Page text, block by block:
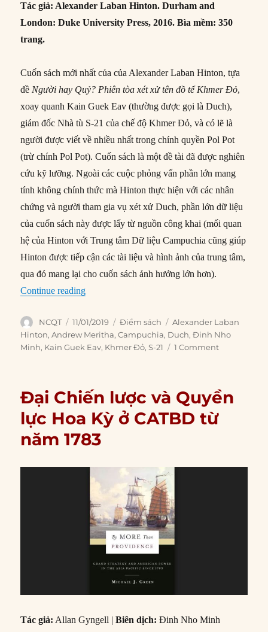
Tác giả: Alexander Laban Hinton. Durham and
London: Duke University Press, 2016. Bìa mềm: 350
trang.
Cuốn sách mới nhất của của Alexander Laban Hinton, tựa
đề Người hay Quỷ? Phiên tòa xét xử tên đồ tể Khmer Đỏ,
xoay quanh Kain Guek Eav (thường được gọi là Duch),
giám đốc Nhà tù S-21 của chế độ Khmer Đỏ, và có lẽ là
người được viết về nhiều nhất trong chính quyền Pol Pot
(trừ chính Pol Pot). Cuốn sách là một đề tài đã được nghiên
cứu kỹ lưỡng. Ngoài các cuộc phỏng vấn phần lớn mang
tính không chính thức mà Hinton thực hiện với các nhân
chứng và người tham gia vụ xét xử Duch, phần lớn dữ liệu
của cuốn sách này được lấy từ nguồn công khai (mối quan
hệ của Hinton với Trung tâm Dữ liệu Campuchia cũng giúp
Hinton được tiếp cận các tài liệu và hình ảnh của trung tâm,
qua đó mang lại cho cuốn sách ảnh hưởng lớn hơn).
Continue reading“Người hay Quỷ? Phiên tòa xét xử tên đồ tể
Author
NCQT
Posted
on
11/01/2019 Categories
Điểm sách Tags
Alexander Laban
Hinton,Andrew Meritha,Campuchia, Duch,Đinh Nho
Minh, Kain Guek Eav, Khmer Đỏ,S-21 1 Comment
Đại Chiến lược và Quyền
lực Hoa Kỳ ở CATBD từ
năm 1783
Tác giả: Allan Gyngell |Biên dịch:Đinh Nho Minh